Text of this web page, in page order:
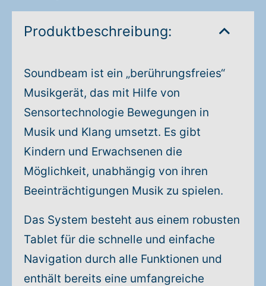
Produktbeschreibung:
Soundbeam ist ein „berührungsfreies“
Musikgerät, das mit Hilfe von
Sensortechnologie Bewegungen in
Musik und Klang umsetzt. Es gibt
Kindern und Erwachsenen die
Möglichkeit, unabhängig von ihren
Beeinträchtigungen Musik zu spielen.
Das System besteht aus einem robusten
Tablet für die schnelle und einfache
Navigation durch alle Funktionen und
enthält bereits eine umfangreiche